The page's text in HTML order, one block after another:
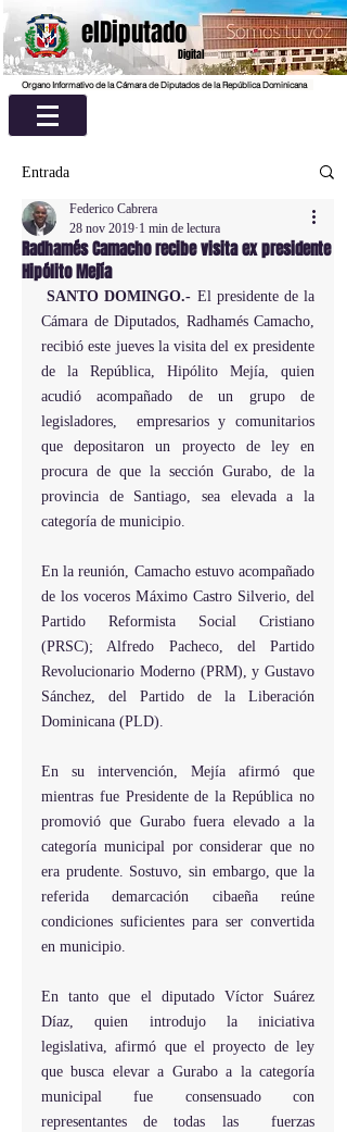
elDiputado
Digital
Organo Informativo de la Cámara de Diputados de la República Dominicana
Entrada
Radhamés Camacho recibe visita ex presidente
Hipólito Mejía
Federico Cabrera
28 nov 2019 1 min de lectura
SANTO DOMINGO.- El presidente de la
Cámara de Diputados, Radhamés Camacho,
recibió este jueves la visita del ex presidente
de la República, Hipólito Mejía, quien
acudió acompañado de un grupo de
legisladores,  empresarios y comunitarios
que depositaron un proyecto de ley en
procura de que la sección Gurabo, de la
provincia de Santiago, sea elevada a la
categoría de municipio.
En la reunión, Camacho estuvo acompañado
de los voceros Máximo Castro Silverio, del
Partido Reformista Social Cristiano
(PRSC); Alfredo Pacheco, del Partido
Revolucionario Moderno (PRM), y Gustavo
Sánchez, del Partido de la Liberación
Dominicana (PLD).
En su intervención, Mejía afirmó que
mientras fue Presidente de la República no
promovió que Gurabo fuera elevado a la
categoría municipal por considerar que no
era prudente. Sostuvo, sin embargo, que la
referida demarcación cibaeña reúne
condiciones suficientes para ser convertida
en municipio.
En tanto que el diputado Víctor Suárez
Díaz, quien introdujo la iniciativa
legislativa, afirmó que el proyecto de ley
que busca elevar a Gurabo a la categoría
municipal fue consensuado con
representantes de todas las  fuerzas